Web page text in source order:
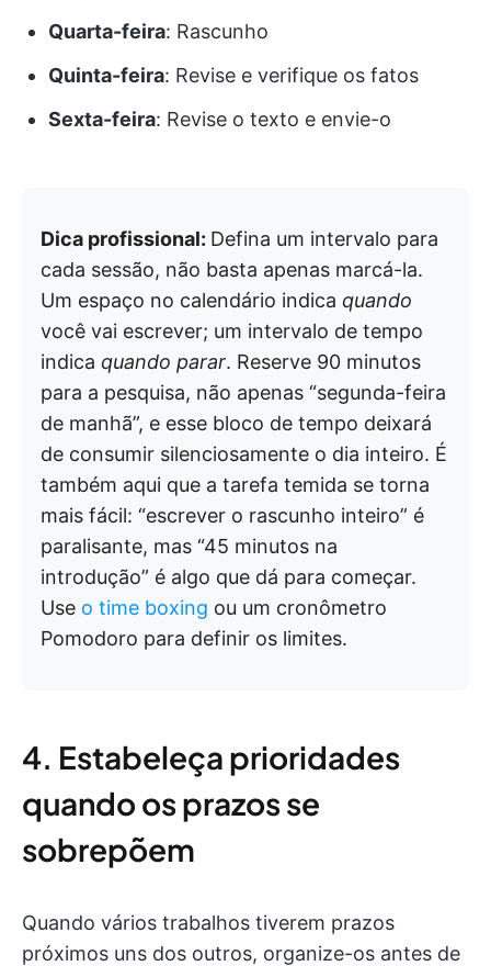
Quarta-feira: Rascunho
Quinta-feira: Revise e verifique os fatos
Sexta-feira: Revise o texto e envie-o
Dica profissional: Defina um intervalo para
cada sessão, não basta apenas marcá-la.
Um espaço no calendário indica quando
você vai escrever; um intervalo de tempo
indica quando parar. Reserve 90 minutos
para a pesquisa, não apenas “segunda-feira
de manhã”, e esse bloco de tempo deixará
de consumir silenciosamente o dia inteiro. É
também aqui que a tarefa temida se torna
mais fácil: “escrever o rascunho inteiro” é
paralisante, mas “45 minutos na
introdução” é algo que dá para começar.
Use o time boxing ou um cronômetro
Pomodoro para definir os limites.
4. Estabeleça prioridades
quando os prazos se
sobrepõem
Quando vários trabalhos tiverem prazos
próximos uns dos outros, organize-os antes de